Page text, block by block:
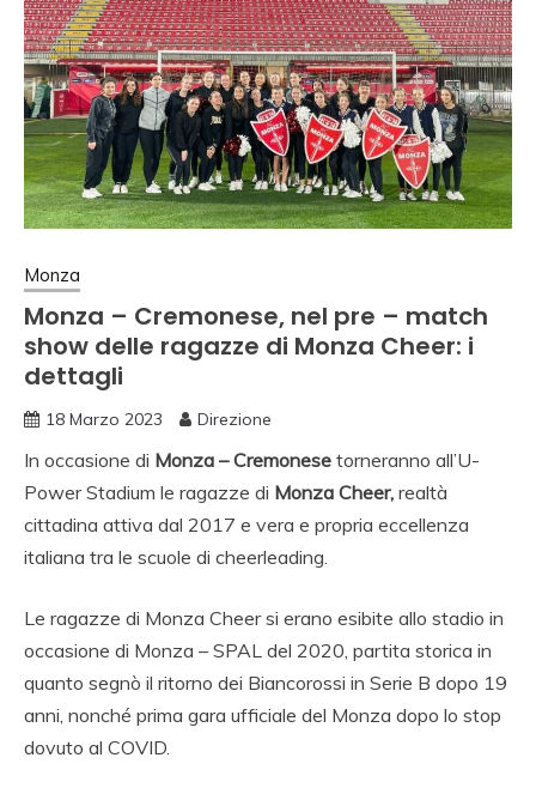
Monza
Monza – Cremonese, nel pre – match
show delle ragazze di Monza Cheer: i
dettagli
18 Marzo 2023 Direzione
In occasione di Monza – Cremonese torneranno all’U-
Power Stadium le ragazze di Monza Cheer, realtà
cittadina attiva dal 2017 e vera e propria eccellenza
italiana tra le scuole di cheerleading.
Le ragazze di Monza Cheer si erano esibite allo stadio in
occasione di Monza – SPAL del 2020, partita storica in
quanto segnò il ritorno dei Biancorossi in Serie B dopo 19
anni, nonché prima gara ufficiale del Monza dopo lo stop
dovuto al COVID.